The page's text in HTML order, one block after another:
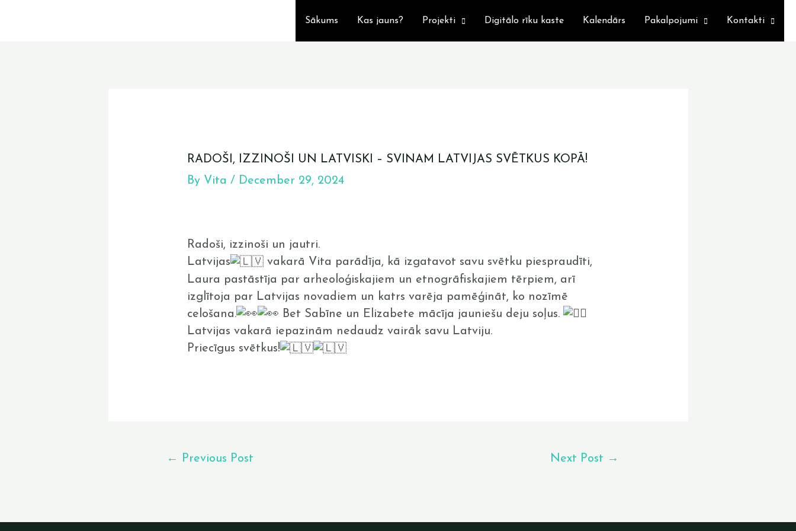
Sākums Kas jauns? Projekti Digitālo rīku kaste Kalendārs Pakalpojumi Kontakti
RADOŠI, IZZINOŠI UN LATVISKI – SVINAM LATVIJAS SVĒTKUS KOPĀ!
By Vita / December 29, 2024
Radoši, izzinoši un jautri.
Latvijas
vakarā Vita parādīja, kā izgatavot savu svētku piespraudīti,
Laura pastāstīja par arheoloģiskajiem un etnogrāfiskajiem tērpiem, arī
izglītoja par Latvijas novadiem un katrs varēja pamēģināt, ko nozīmē
celošana.
Bet Sabīne un Elizabete mācīja jauniešu deju soļus.
Latvijas vakarā iepazinām nedaudz vairāk savu Latviju.
Priecīgus svētkus!
← Previous Post Next Post →